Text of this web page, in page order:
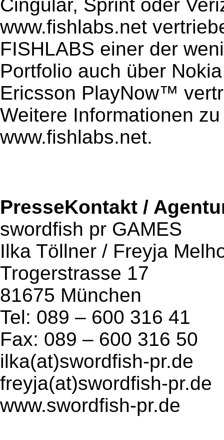
Cingular, Sprint oder
www.fishlabs.net
FISHLABS einer der
Portfolio auch über
Ericsson PlayNow™
Weitere Informationen
www.fishlabs.net.
PresseKontakt /
swordfish pr GAMES
Ilka Töllner / Freyja
Trogerstrasse 17
81675 München
Tel: 089 – 600 316 41
Fax: 089 – 600 316 50
ilka(at)swordfish-pr.de
freyja(at)swordfish-pr.de
www.swordfish-pr.de